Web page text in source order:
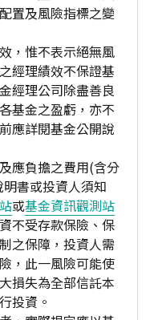
置及風險指標之變
，惟不表示絕無風
經理績效不保證基
經理公司除盡善良
基金之盈虧，亦不
應詳閱基金公開說
應負擔之費用(含分
書或投資人須知
或基金資訊觀測站
不受存款保險、保
之保障，投資人需
，此一風險可能使
損失為全部信託本
投資。